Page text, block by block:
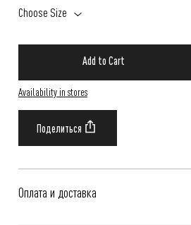
Choose Size
Add to Cart
Availability in stores
Оплата и доставка